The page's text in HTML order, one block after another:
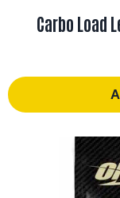
Carbo Load